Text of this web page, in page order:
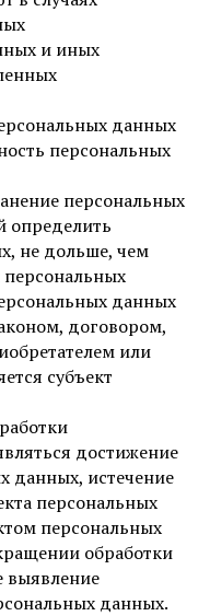
и иных
данных
персональных
персональных
определить
не дольше, чем
персональных
данных
договором,
или
субъект
достижение
данных, истечение
персональных
персональных
обработки
выявление
данных.